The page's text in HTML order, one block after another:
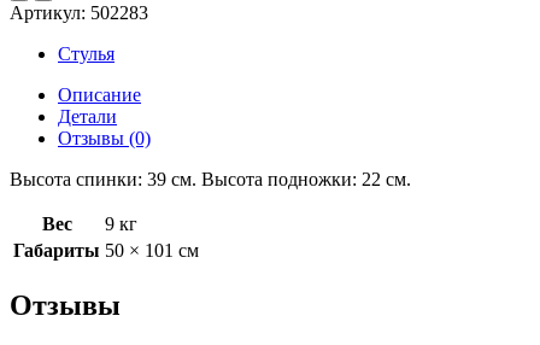
К
крутящийся
латте
черный
Артикул: 502283
Стулья
Описание
Детали
Отзывы (0)
Высота спинки: 39 см. Высота подножки: 22 см.
Вес
9 кг
Габариты 50 × 101 см
Отзывы